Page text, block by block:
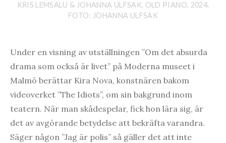
KRIS LEMSALU & JOHANNA ULFSAK, OLD PIANO, 2024.
FOTO: JOHANNA ULFSAK
Under en visning av utställningen ”Om det absurda
drama som också är livet” på Moderna museet i
Malmö berättar Kira Nova, konstnären bakom
videoverket ”The Idiots”, om sin bakgrund inom
teatern. När man skådespelar, fick hon lära sig, är
det av avgörande betydelse att bekräfta varandra.
Säger någon ”Jag är polis” så gäller det att inte